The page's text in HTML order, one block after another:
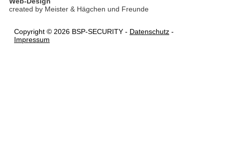
created by Meister & Hägchen und Freunde
Copyright © 2026 BSP-SECURITY - Datenschutz -
Impressum